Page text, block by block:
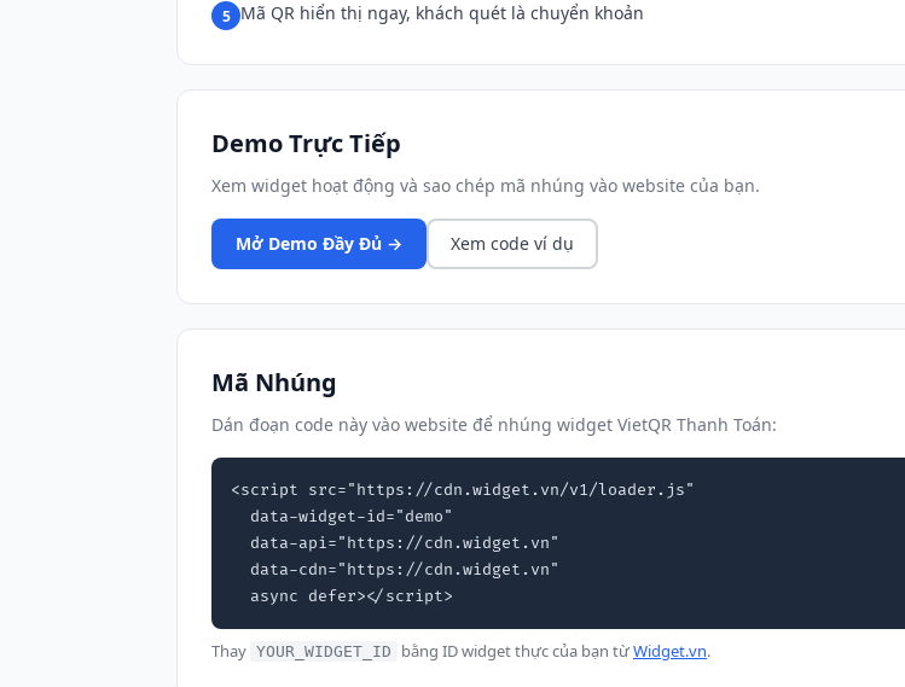
5 Mã QR hiển thị ngay, khách quét là chuyển khoản
Demo Trực Tiếp
Xem widget hoạt động và sao chép mã nhúng vào website của bạn.
Mở Demo Đầy Đủ → Xem code ví dụ
Mã Nhúng
Dán đoạn code này vào website để nhúng widget VietQR Thanh Toán:
<script src="https://cdn.widget.vn/v1/loader.js"
  async defer></script>
Thay YOUR_WIDGET_ID bằng ID widget thực của bạn từWidget.vn.